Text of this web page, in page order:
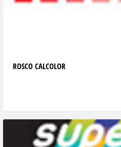
ROSCO CALCOLOR